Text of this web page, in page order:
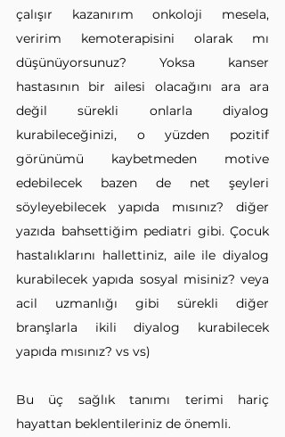
çalışır kazanırım onkoloji mesela,
veririm kemoterapisini olarak mı
düşünüyorsunuz? Yoksa kanser
hastasının bir ailesi olacağını ara ara
değil sürekli onlarla diyalog
kurabileceğinizi, o yüzden pozitif
görünümü kaybetmeden motive
edebilecek bazen de net şeyleri
söyleyebilecek yapıda mısınız? diğer
yazıda bahsettiğim pediatri gibi. Çocuk
hastalıklarını hallettiniz, aile ile diyalog
kurabilecek yapıda sosyal misiniz? veya
acil uzmanlığı gibi sürekli diğer
branşlarla ikili diyalog kurabilecek
yapıda mısınız? vs vs)
Bu üç sağlık tanımı terimi hariç
hayattan beklentileriniz de önemli.